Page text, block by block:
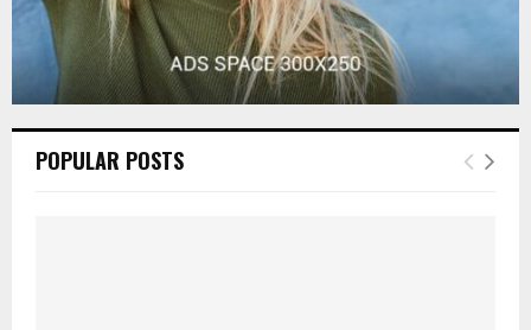
POPULAR POSTS